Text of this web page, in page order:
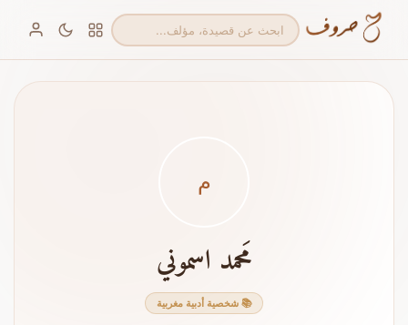
م
مَحمد اسموني
📚 شخصية أدبية مغربية